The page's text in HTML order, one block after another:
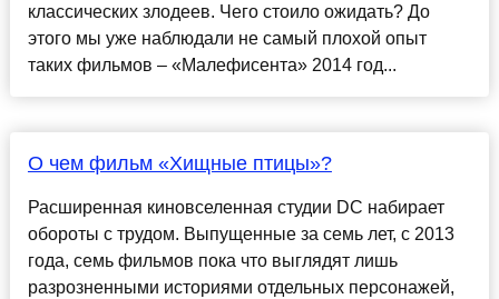
классических злодеев. Чего стоило ожидать? До
этого мы уже наблюдали не самый плохой опыт
таких фильмов – «Малефисента» 2014 год...
О чем фильм «Хищные птицы»?
Расширенная киновселенная студии DC набирает
обороты с трудом. Выпущенные за семь лет, с 2013
года, семь фильмов пока что выглядят лишь
разрозненными историями отдельных персонажей,